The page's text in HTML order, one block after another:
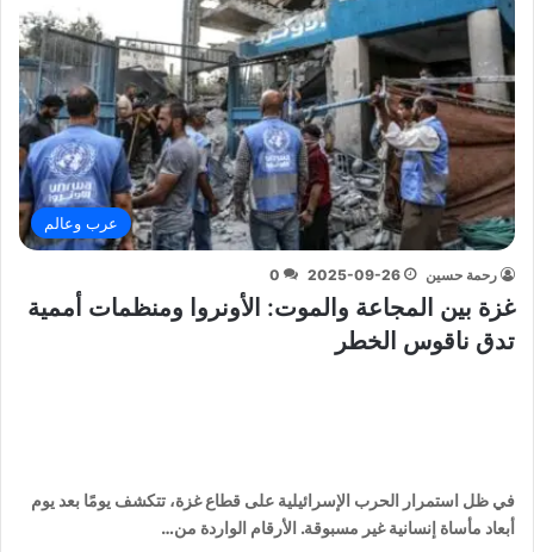
عرب وعالم
رحمة حسين 2025-09-26
0
غزة بين المجاعة والموت: الأونروا ومنظمات أممية
تدق ناقوس الخطر
في ظل استمرار الحرب الإسرائيلية على قطاع غزة، تتكشف يومًا بعد يوم
أبعاد مأساة إنسانية غير مسبوقة. الأرقام الواردة من…